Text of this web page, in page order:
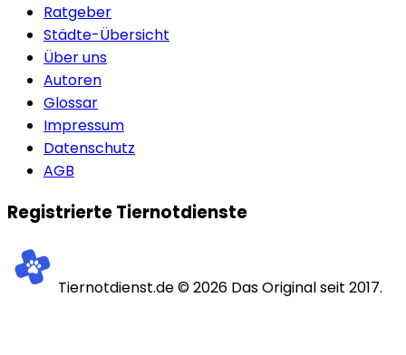
Ratgeber
Städte-Übersicht
Über uns
Autoren
Glossar
Impressum
Datenschutz
AGB
Registrierte Tiernotdienste
Tiernotdienst.de ©2026 Das Original seit 2017.